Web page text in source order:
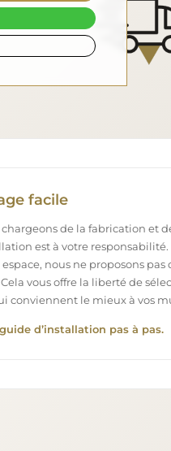
facile
chargeons de la fabrication et
est à votre
nous ne proposons pas
vous offre la liberté de
conviennent le mieux à vos
d’installation pas à pas.